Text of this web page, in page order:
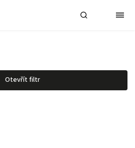
Otevřít filtr